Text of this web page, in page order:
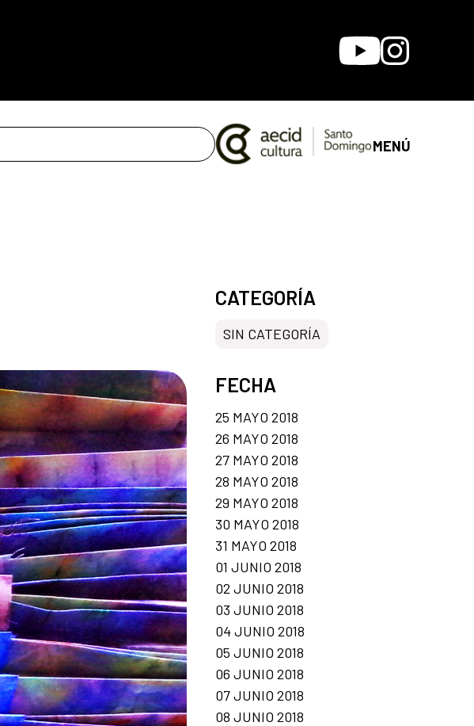
YoutubeInstagram
MENÚ
CATEGORÍA
SIN CATEGORÍA
FECHA
25 MAYO 2018
26 MAYO 2018
27 MAYO 2018
28 MAYO 2018
29 MAYO 2018
30 MAYO 2018
31 MAYO 2018
01 JUNIO 2018
02 JUNIO 2018
03 JUNIO 2018
04 JUNIO 2018
05 JUNIO 2018
06 JUNIO 2018
07 JUNIO 2018
08 JUNIO 2018